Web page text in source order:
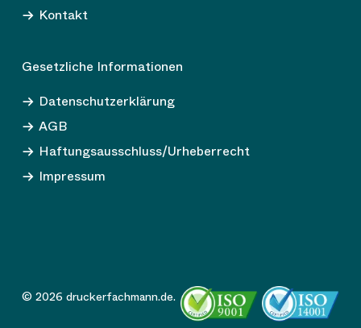
Kontakt
Gesetzliche Informationen
Datenschutzerklärung
AGB
Haftungsausschluss/Urheberrecht
Impressum
© 2026 druckerfachmann.de.